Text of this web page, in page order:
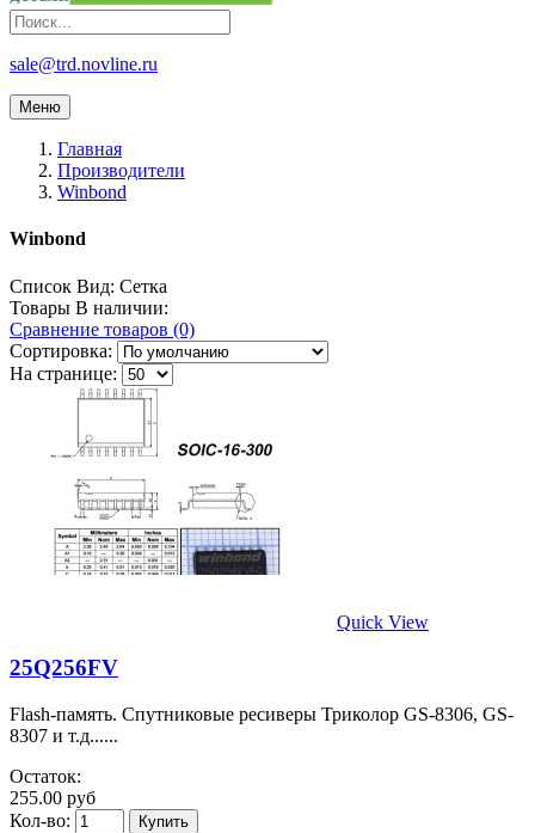
sale@trd.novline.ru
Меню
Главная
Производители
Winbond
Winbond
Список Вид: Сетка
Товары В наличии:
Сравнение товаров (0)
Сортировка:
На странице:
Quick View
25Q256FV
Flash-память. Спутниковые ресиверы Триколор GS-8306, GS-
8307 и т.д......
Остаток:
255.00 руб
Кол-во: